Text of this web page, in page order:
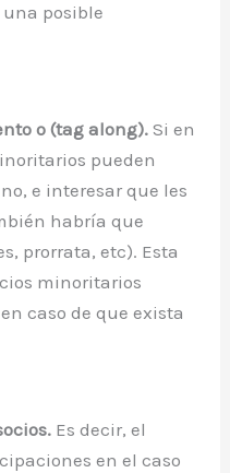
posible
o (tag along). Si en
pueden
e interesar que les
habría que
prorrata, etc). Esta
minoritarios
caso de que exista
Es decir, el
en el caso